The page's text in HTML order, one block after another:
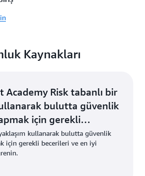
Kaynakları
Academy Risk tabanlı bir
bulutta güvenlik
için gerekli
en iyi uygulamaları
Fazla Bilgi Edinin »
kullanarak bulutta güvenlik
için gerekli becerileri ve en iyi